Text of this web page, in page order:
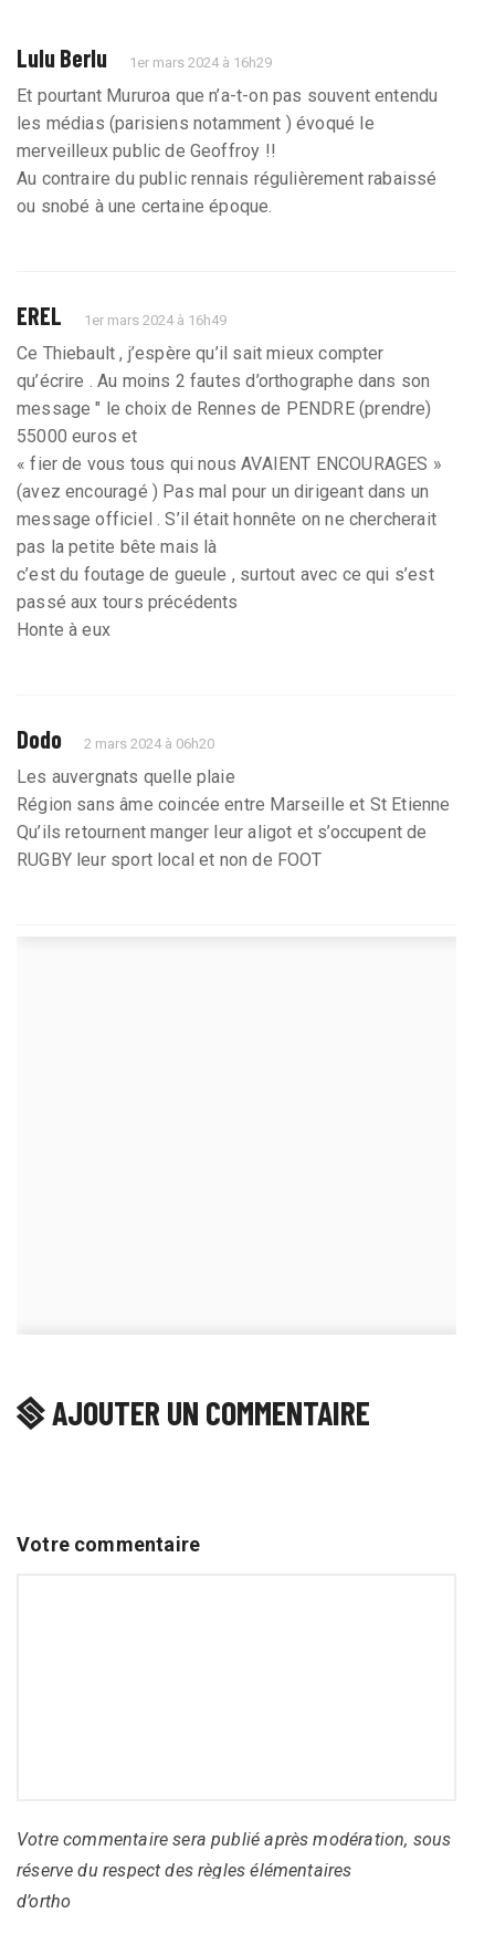
Lulu Berlu 1er mars 2024 à 16h29
Et pourtant Mururoa que n’a-t-on pas souvent entendu
les médias (parisiens notamment ) évoqué le
merveilleux public de Geoffroy !!
Au contraire du public rennais régulièrement rabaissé
ou snobé à une certaine époque.
EREL 1er mars 2024 à 16h49
Ce Thiebault , j’espère qu’il sait mieux compter
qu’écrire . Au moins 2 fautes d’orthographe dans son
message " le choix de Rennes de PENDRE (prendre)
55000 euros et
« fier de vous tous qui nous AVAIENT ENCOURAGES »
(avez encouragé ) Pas mal pour un dirigeant dans un
message officiel . S’il était honnête on ne chercherait
pas la petite bête mais là
c’est du foutage de gueule , surtout avec ce qui s’est
passé aux tours précédents
Honte à eux
Dodo 2 mars 2024 à 06h20
Les auvergnats quelle plaie
Région sans âme coincée entre Marseille et St Etienne
Qu’ils retournent manger leur aligot et s’occupent de
RUGBY leur sport local et non de FOOT
AJOUTER UN COMMENTAIRE
Votre commentaire
Votre commentaire sera publié après modération, sous
réserve du respect des règles élémentaires
d’orthographe, de syntaxe et de grammaire.